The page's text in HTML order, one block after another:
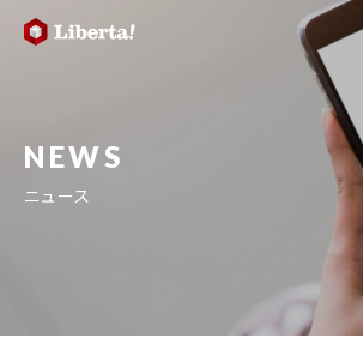
NEWS
ニュース